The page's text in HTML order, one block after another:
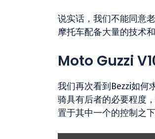
说实话，我们不能同意
摩托车配备大量的技术和
Moto Guzzi
我们再次看到Bezzi如何
骑具有后者的必要程度
置于其中一个的控制之下